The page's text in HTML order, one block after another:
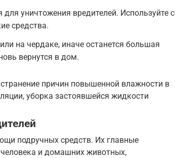
уничтожения вредителей. Используйте с
средства.
на чердаке, иначе останется большая
вернутся в дом.
причин повышенной влажности в
уборка застоявшейся жидкости
подручных средств. Их главные
и домашних животных,